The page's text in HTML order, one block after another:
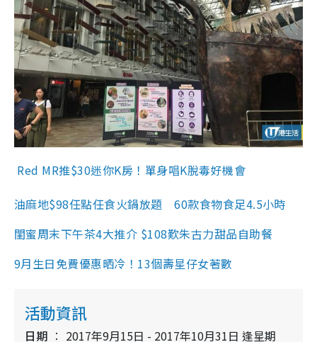
Red MR推$30迷你K房！單身唱K脫毒好機會
油麻地$98任點任食火鍋放題 60款食物食足4.5小時
閨蜜周末下午茶4大推介 $108歎朱古力甜品自助餐
9月生日免費優惠晒冷！13個壽星仔女著數
活動資訊
日期 2017年9月15日 - 2017年10月31日 逢星期